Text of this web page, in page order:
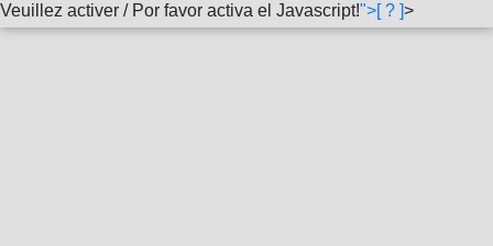
Veuillez activer / Por favor activa el Javascript!">[ ? ]>